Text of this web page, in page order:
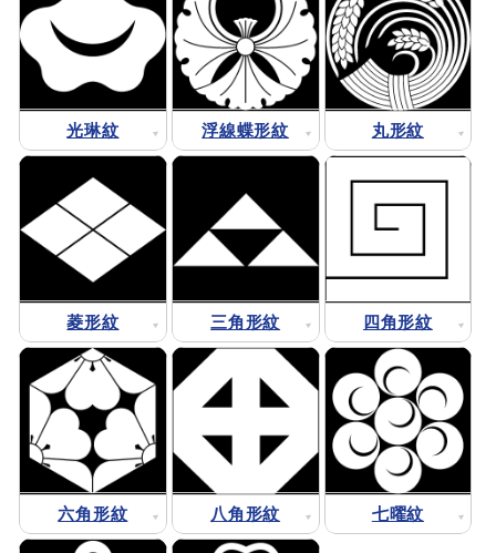
光琳紋 浮線蝶形紋 丸形紋
菱形紋 三角形紋 四角形紋
六角形紋 八角形紋 七曜紋